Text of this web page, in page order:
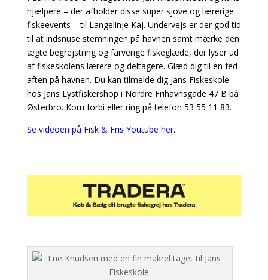
hjælpere – der afholder disse super sjove og lærerige
fiskeevents – til Langelinje Kaj. Undervejs er der god tid
til at indsnuse stemningen på havnen samt mærke den
ægte begrejstring og farverige fiskeglæde, der lyser ud
af fiskeskolens lærere og deltagere. Glæd dig til en fed
aften på havnen. Du kan tilmelde dig Jans Fiskeskole
hos Jans Lystfiskershop i Nordre Frihavnsgade 47 B på
Østerbro. Kom forbi eller ring på telefon 53 55 11 83.
Se videoen på Fisk & Fris Youtube her.